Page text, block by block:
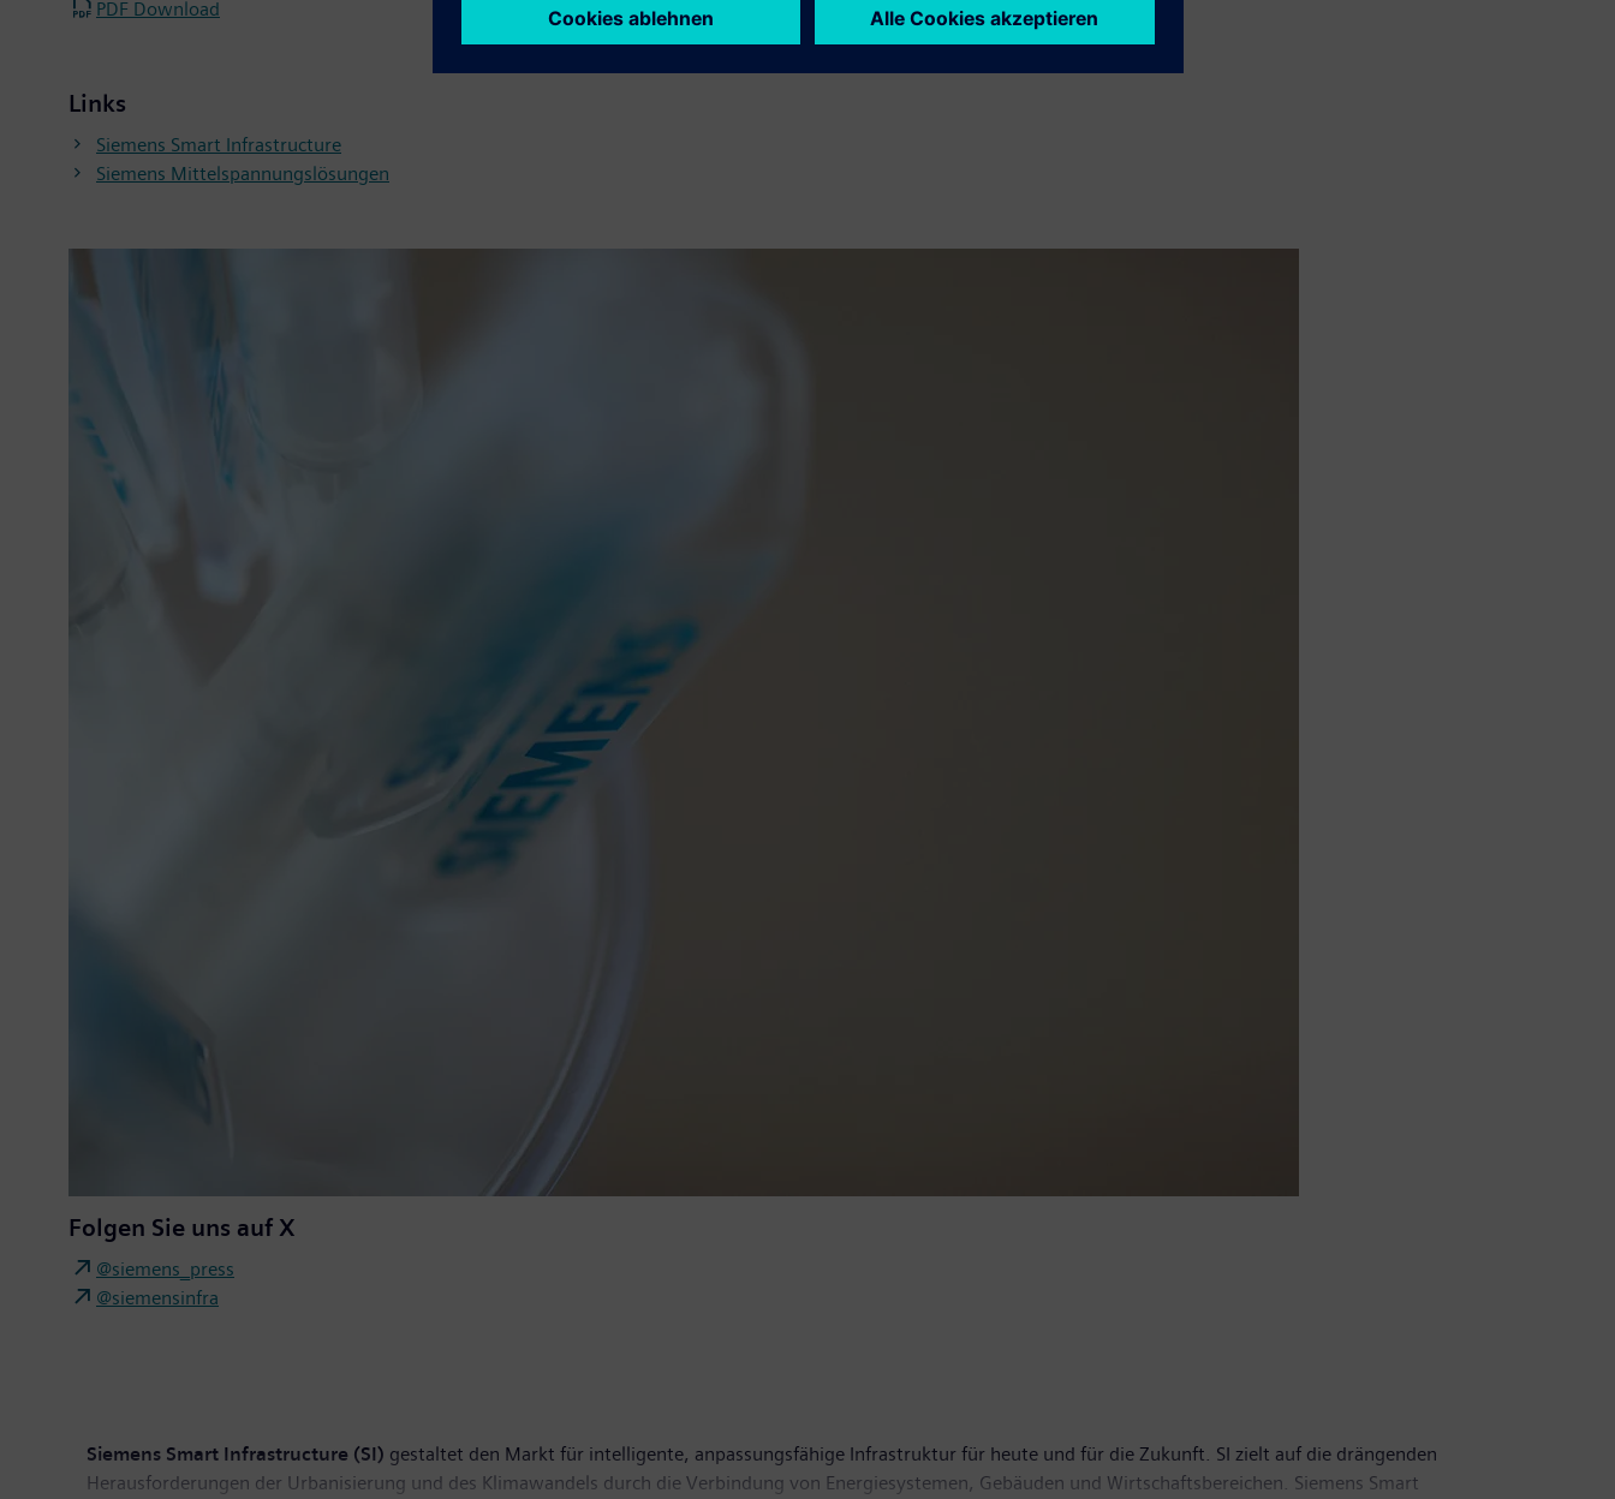
PDF Download
Links
Siemens Smart Infrastructure
Siemens Mittelspannungslösungen
Folgen Sie uns auf X
@siemens_press
@siemensinfra
Siemens Smart Infrastructure (SI) gestaltet den Markt für intelligente, anpassungsfähige Infrastruktur für heute und für die Zukunft. SI zielt auf die drängenden
Herausforderungen der Urbanisierung und des Klimawandels durch die Verbindung von Energiesystemen, Gebäuden und Wirtschaftsbereichen. Siemens Smart